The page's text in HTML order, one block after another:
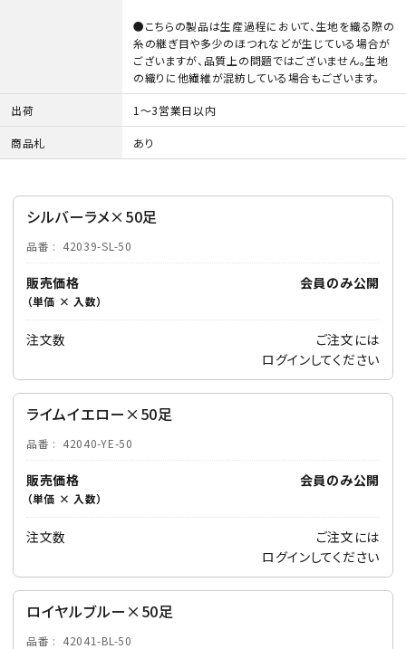
●こちらの製品は生産過程において、生地を織る際の
糸の継ぎ目や多少のほつれなどが生じている場合が
ございますが、品質上の問題ではございません。生地
の織りに他繊維が混紡している場合もございます。
出荷 1～3営業日以内
商品札 あり
シルバーラメ×50足
品番 42039-SL-50
販売価格
（単価 × 入数）
会員のみ公開
注文数
ご注文には
ログインしてください
ライムイエロー×50足
品番 42040-YE-50
販売価格
（単価 × 入数）
会員のみ公開
注文数
ご注文には
ログインしてください
ロイヤルブルー×50足
品番 42041-BL-50